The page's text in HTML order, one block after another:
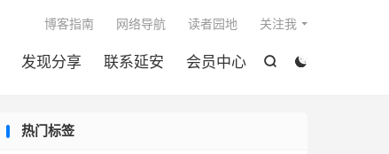


发现分享 联系延安 会员中心
博客指南 网络导航 读者园地 关注我
热门标签